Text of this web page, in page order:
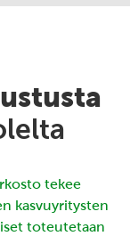
tekee
kasvuyritysten
toteutetaan